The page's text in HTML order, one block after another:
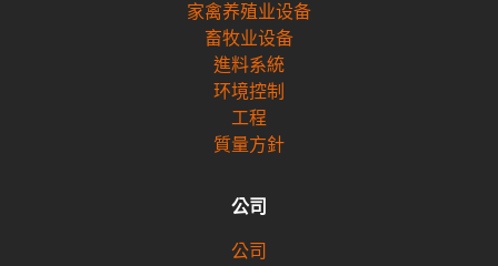
家禽养殖业设备
畜牧业设备
進料系統
环境控制
工程
質量方針
公司
公司